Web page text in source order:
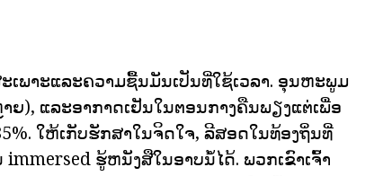
ເພາະແລະຄວາມຊື້ນມັນເປັນທີ່ໃຊ້ເວລາ. ອຸນຫະພູມ
ຍ), ແລະອາກາດເຢັນໃນຕອນກາງຄືນພຽງແຕ່ເພື່ອ
ໃຫ້ເກັບຮັກສາໃນຈິດໃຈ, ລີສອດໃນທ້ອງຖິ່ນທີ່
ຮູ້ຫນັງສືໃນອາບນ້ໍໄດ້. ພວກເຂົາເຈົ້າ